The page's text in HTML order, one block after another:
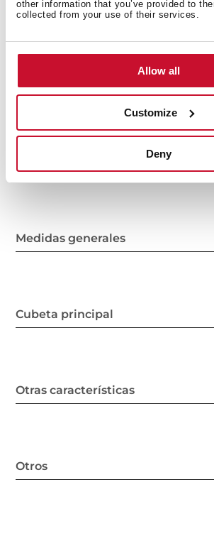
other information that you’ve provided to
collected from your use of their services.
Allow all
Customize
Deny
Peso: 4.42 kg
Exterior (Largo/Ancho): 941 x 530 mm
Cubeta (Largo/Ancho/Profundo): 421
Medidas generales
Cubeta principal
Otras características
Otros